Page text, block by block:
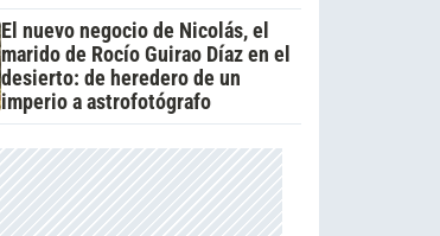
El nuevo negocio de Nicolás, el
marido de Rocío Guirao Díaz en el
desierto: de heredero de un
imperio a astrofotógrafo